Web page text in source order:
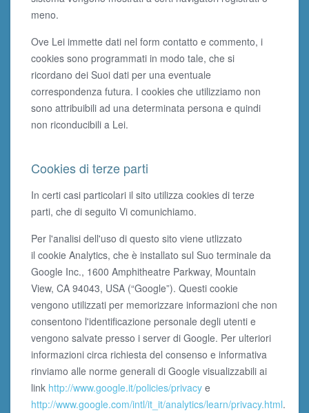
meno.
Ove Lei immette dati nel form contatto e commento, i
cookies sono programmati in modo tale, che si
ricordano dei Suoi dati per una eventuale
correspondenza futura. I cookies che utilizziamo non
sono attribuibili ad una determinata persona e quindi
non riconducibili a Lei.
Cookies di terze parti
In certi casi particolari il sito utilizza cookies di terze
parti, che di seguito Vi comunichiamo.
Per l'analisi dell'uso di questo sito viene utlizzato
il cookie Analytics, che è installato sul Suo terminale da
Google Inc., 1600 Amphitheatre Parkway, Mountain
View, CA 94043, USA (“Google”). Questi cookie
vengono utilizzati per memorizzare informazioni che non
consentono l'identificazione personale degli utenti e
vengono salvate presso i server di Google. Per ulteriori
informazioni circa richiesta del consenso e informativa
rinviamo alle norme generali di Google visualizzabili ai
link http://www.google.it/policies/privacy e
http://www.google.com/intl/it_it/analytics/learn/privacy.html.